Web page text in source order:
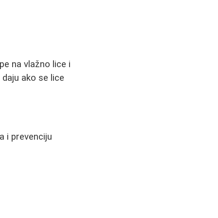
na vlažno lice i
ako se lice
i prevenciju